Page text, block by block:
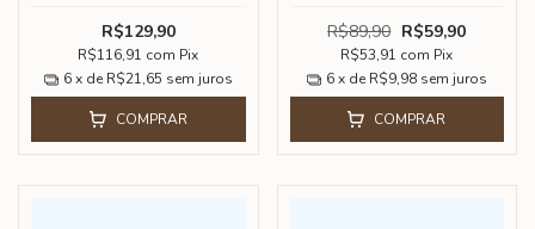
R$129,90
R$116,91 com Pix
6 x de R$21,65 sem juros
COMPRAR
R$89,90 R$59,90
R$53,91 com Pix
6 x de R$9,98 sem juros
COMPRAR